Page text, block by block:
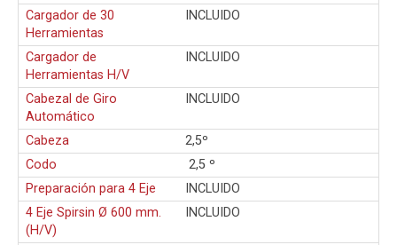
Cargador de 30
Herramientas
INCLUIDO
Cargador de
Herramientas H/V
INCLUIDO
Cabezal de Giro
Automático
INCLUIDO
Cabeza
2,5º
Codo
2,5 º
Preparación para 4 Eje
INCLUIDO
4 Eje Spirsin Ø 600 mm.
(H/V)
INCLUIDO